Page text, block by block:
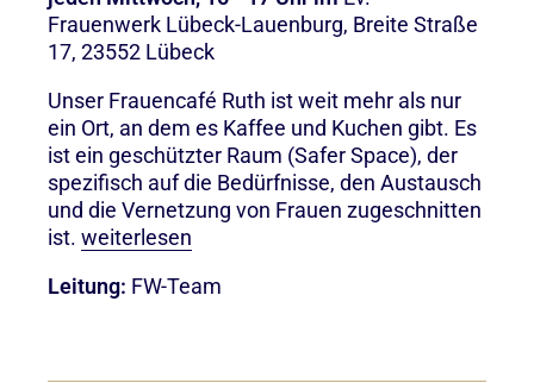
Frauenwerk Lübeck-Lauenburg, Breite Straße
17, 23552 Lübeck
Unser Frauencafé Ruth ist weit mehr als nur
ein Ort, an dem es Kaffee und Kuchen gibt. Es
ist ein geschützter Raum (Safer Space), der
spezifisch auf die Bedürfnisse, den Austausch
und die Vernetzung von Frauen zugeschnitten
ist. weiterlesen
Leitung: FW-Team